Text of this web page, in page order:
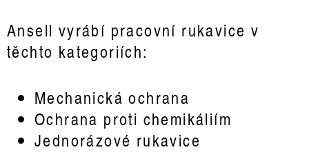
Ansell vyrábí pracovní rukavice v
těchto kategoriích:
Mechanická ochrana
Ochrana proti chemikáliím
Jednorázové rukavice